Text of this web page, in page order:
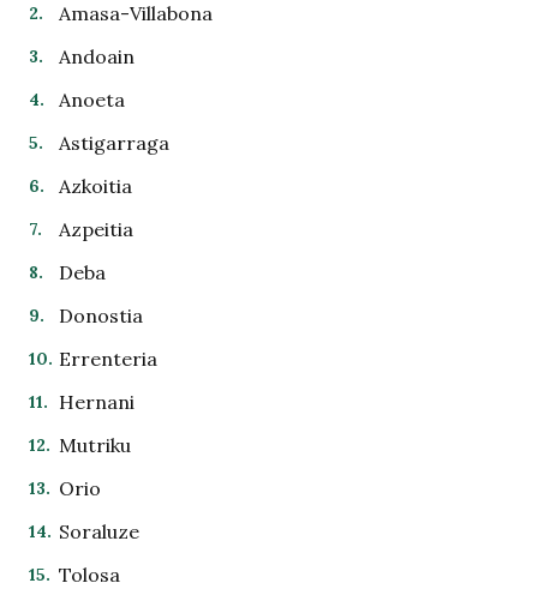
Amasa-Villabona
Andoain
Anoeta
Astigarraga
Azkoitia
Azpeitia
Deba
Donostia
Errenteria
Hernani
Mutriku
Orio
Soraluze
Tolosa